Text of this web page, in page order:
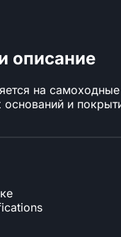
описание
на
и